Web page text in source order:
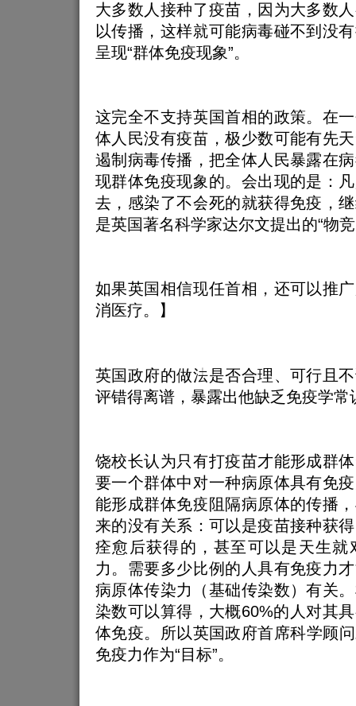
大多数人接种了疫苗，因为大多数
以传播，这样就可能病毒碰不到没
呈现“群体免疫现象”。
这完全不支持英国首相的政策。在
体人民没有疫苗，极少数可能有先
遏制病毒传播，把全体人民暴露在
现群体免疫现象的。会出现的是：
去，感染了不会死的就获得免疫，
是英国著名科学家达尔文提出的“物
如果英国相信现任首相，还可以推
消医疗。】
英国政府的做法是否合理、可行且
评错得离谱，暴露出他缺乏免疫学常
饶校长认为只有打疫苗才能形成群
要一个群体中对一种病原体具有免
能形成群体免疫阻隔病原体的传播
来的没有关系：可以是疫苗接种获
痊愈后获得的，甚至可以是天生就
力。需要多少比例的人具有免疫力
病原体传染力（基础传染数）有关
染数可以算得，大概60%的人对其
体免疫。所以英国政府首席科学顾
免疫力作为“目标”。